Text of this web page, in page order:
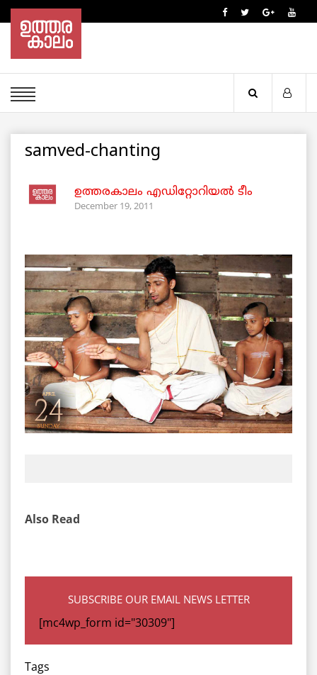
samved-chanting
ഉത്തരകാലം എഡിറ്റോറിയല്‍ ടീം
December 19, 2011
Also Read
SUBSCRIBE OUR EMAIL NEWS LETTER
[mc4wp_form id="30309"]
Tags